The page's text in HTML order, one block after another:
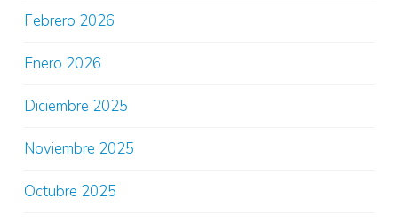
Febrero 2026
Enero 2026
Diciembre 2025
Noviembre 2025
Octubre 2025